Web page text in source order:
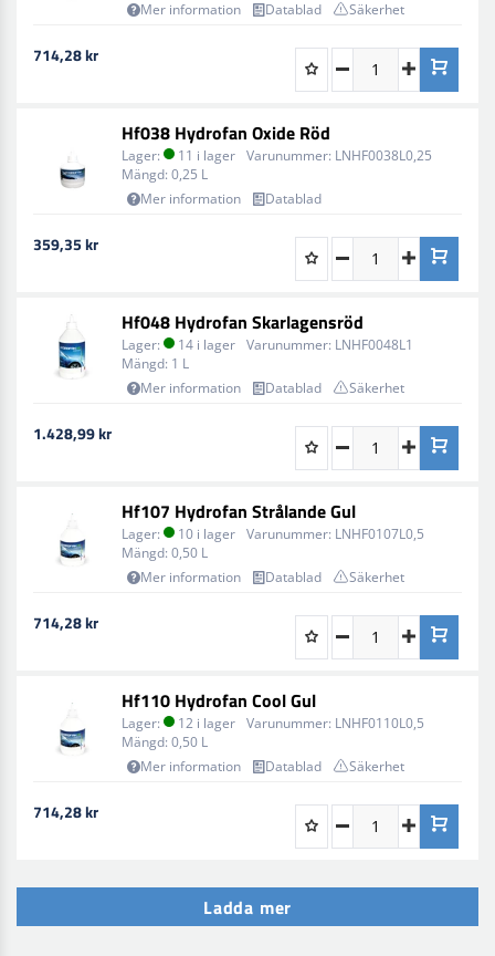
Mer information Datablad Säkerhet
714,28 kr
Hf038 Hydrofan Oxide Röd
Lager: 11 i lager Varunummer: LNHF0038L0,25
Mängd: 0,25 L
Mer information
Datablad
359,35 kr
Hf048 Hydrofan Skarlagensröd
Lager: 14 i lager Varunummer: LNHF0048L1
Mängd: 1 L
Mer information
Datablad Säkerhet
1.428,99 kr
Hf107 Hydrofan Strålande Gul
Lager: 10 i lager Varunummer: LNHF0107L0,5
Mängd: 0,50 L
Mer information
Datablad Säkerhet
714,28 kr
Hf110 Hydrofan Cool Gul
Lager: 12 i lager Varunummer: LNHF0110L0,5
Mängd: 0,50 L
Mer information
Datablad Säkerhet
714,28 kr
Ladda mer